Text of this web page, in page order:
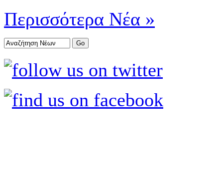
Περισσότερα Νέα »